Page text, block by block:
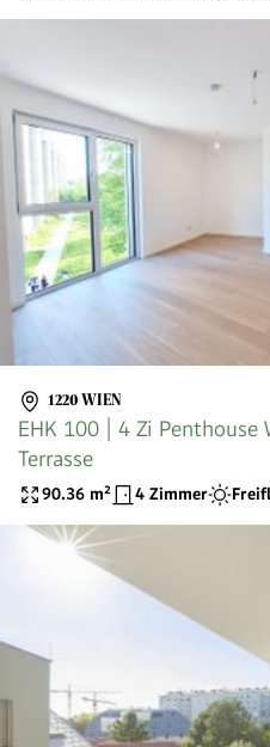
1220 WIEN
EHK 100 | 4 Zi Penthouse
Terrasse
90.36 m² 4 Zimmer